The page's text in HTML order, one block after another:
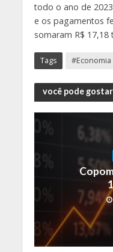
todo o ano de
e os pagamentos
somaram R$ 17,18
Tags #Economia
você pode gostar